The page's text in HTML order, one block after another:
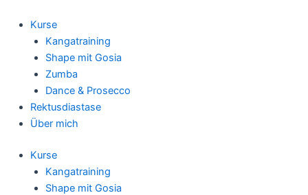
Inhalt
springen
Kurse
Kangatraining
Shape mit Gosia
Zumba
Dance & Prosecco
Rektusdiastase
Über mich
Kurse
Kangatraining
Shape mit Gosia